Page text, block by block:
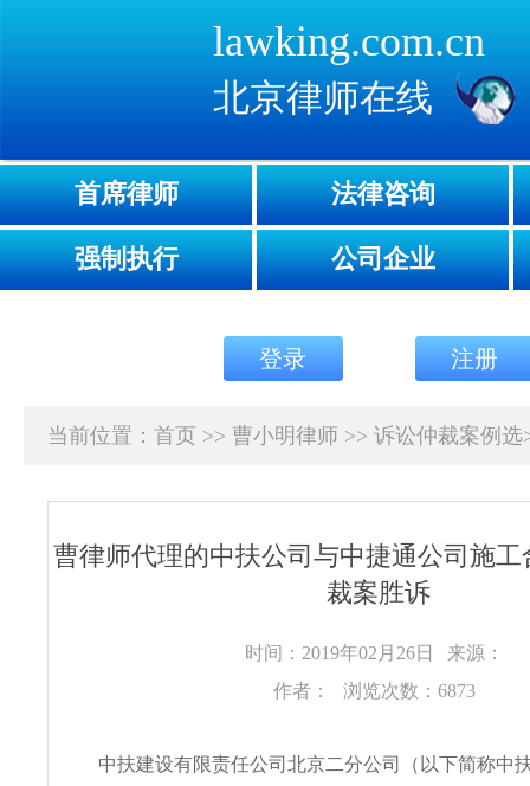
lawking.com.cn
北京律师在线
首席律师 法律咨询
强制执行 公司企业
登录 注册
当前位置： 首页 >> 曹小明律师 >> 诉讼仲裁案例选
曹律师代理的中扶公司与中捷通公司施
裁案胜诉
时间：2019年02月26日
来源：
作者：
浏览次数：6873
中扶建设有限责任公司北京二分公司（以下简称中